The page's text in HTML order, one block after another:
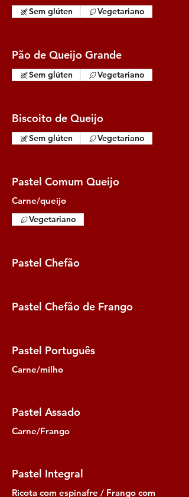
Sem glúten Vegetariano
Pão de Queijo Grande
Sem glúten Vegetariano
Biscoito de Queijo
Sem glúten Vegetariano
Pastel Comum Queijo
Carne/queijo
Vegetariano
Pastel Chefão
Pastel Chefão de Frango
Pastel Português
Carne/milho
Pastel Assado
Carne/Frango
Pastel Integral
Ricota com espinafre / Frango com